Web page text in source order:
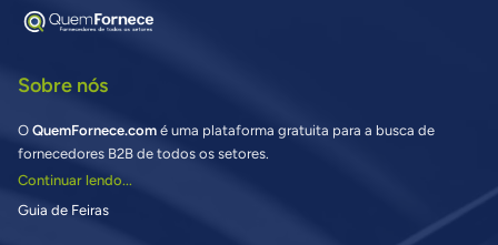
Sobre nós
O QuemFornece.com é uma plataforma gratuita para a busca de
fornecedores B2B de todos os setores.
Continuar lendo...
Guia de Feiras